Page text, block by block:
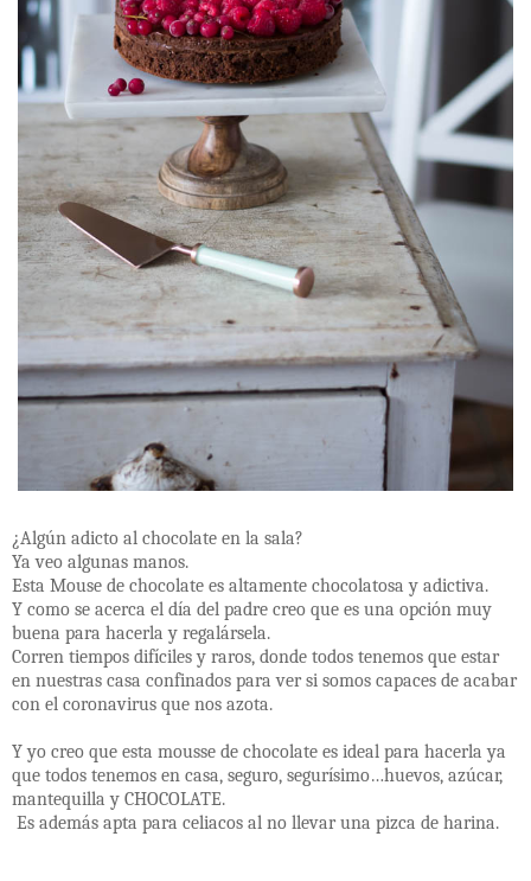
¿Algún adicto al chocolate en la sala?
Ya veo algunas manos.
Esta Mouse de chocolate es altamente chocolatosa y adictiva.
Y como se acerca el día del padre creo que es una opción muy
buena para hacerla y regalársela.
Corren tiempos difíciles y raros, donde todos tenemos que estar
en nuestras casa confinados para ver si somos capaces de acabar
con el coronavirus que nos azota.
Y yo creo que esta mousse de chocolate es ideal para hacerla ya
que todos tenemos en casa, seguro, segurísimo…huevos, azúcar,
mantequilla y CHOCOLATE.
Es además apta para celiacos al no llevar una pizca de harina.